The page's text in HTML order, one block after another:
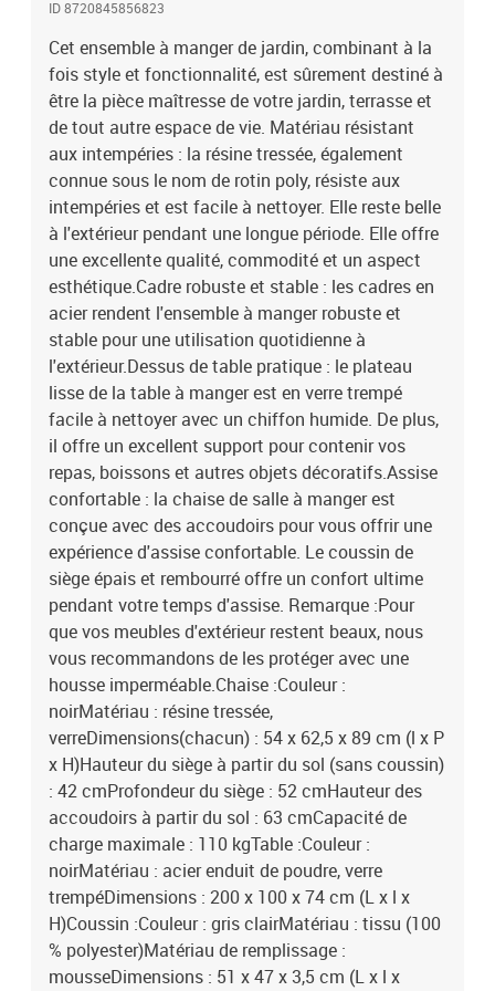
vous offrir une expérience d'assise confortable. Le coussin de
siège épais et rembourré offre un confort ultime pendant votre
temps d'assise. Remarque :Pour que vos meubles d'extérieur
restent beaux, nous vous recommandons de les protéger avec une
housse imperméable.Chaise :Couleur : noirMatériau : résine
tressée, verreDimensions(chacun) : 54 x 62,5 x 89 cm (l x P x
H)Hauteur du siège à partir du sol (sans coussin) : 42
cmProfondeur du siège : 52 cmHauteur des accoudoirs à partir du
sol : 63 cmCapacité de charge maximale : 110 kgTable :Couleur :
noirMatériau : acier enduit de poudre, verre trempéDimensions :
200 x 100 x 74 cm (L x l x H)Coussin :Couleur : gris clairMatériau :
tissu (100 % polyester)Matériau de remplissage :
mousseDimensions : 51 x 47 x 3,5 cm (L x l x é)L'assemblage est
requisLa livraison contient :1 x table6 x chaise6 x coussin
ID 8720845856823
Cet ensemble à manger de jardin, combinant à la
fois style et fonctionnalité, est sûrement destiné à
être la pièce maîtresse de votre jardin, terrasse et
de tout autre espace de vie. Matériau résistant
aux intempéries : la résine tressée, également
connue sous le nom de rotin poly, résiste aux
intempéries et est facile à nettoyer. Elle reste belle
à l'extérieur pendant une longue période. Elle offre
une excellente qualité, commodité et un aspect
esthétique.Cadre robuste et stable : les cadres en
acier rendent l'ensemble à manger robuste et
stable pour une utilisation quotidienne à
l'extérieur.Dessus de table pratique : le plateau
lisse de la table à manger est en verre trempé
facile à nettoyer avec un chiffon humide. De plus,
il offre un excellent support pour contenir vos
repas, boissons et autres objets décoratifs.Assise
confortable : la chaise de salle à manger est
conçue avec des accoudoirs pour vous offrir une
expérience d'assise confortable. Le coussin de
siège épais et rembourré offre un confort ultime
pendant votre temps d'assise. Remarque :Pour
que vos meubles d'extérieur restent beaux, nous
vous recommandons de les protéger avec une
housse imperméable.Chaise :Couleur :
noirMatériau : résine tressée,
verreDimensions(chacun) : 54 x 62,5 x 89 cm (l x P
x H)Hauteur du siège à partir du sol (sans coussin)
: 42 cmProfondeur du siège : 52 cmHauteur des
accoudoirs à partir du sol : 63 cmCapacité de
charge maximale : 110 kgTable :Couleur :
noirMatériau : acier enduit de poudre, verre
trempéDimensions : 200 x 100 x 74 cm (L x l x
H)Coussin :Couleur : gris clairMatériau : tissu (100
% polyester)Matériau de remplissage :
mousseDimensions : 51 x 47 x 3,5 cm (L x l x